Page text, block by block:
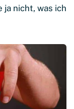
ja nicht, was ich